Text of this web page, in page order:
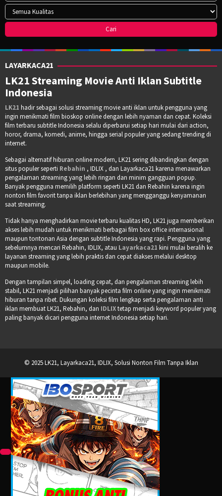
LAYARKACA21
LK21 Streaming Movie Anti Iklan Subtitle
Indonesia
LK21 hadir sebagai solusi streaming movie anti iklan untuk pengguna yang
ingin menikmati film bioskop online dengan lebih nyaman dan cepat. Koleksi
film terbaru subtitle Indonesia selalu diperbarui setiap hari mulai dari action,
horor, drama, komedi, anime, hingga serial populer yang sedang trending di
internet.
Sebagai alternatif hiburan online modern, LK21 sering dibandingkan dengan
situs populer seperti Rebahin , IDLIX , dan Layarkaca21 karena menawarkan
pengalaman streaming yang lebih ringan dan minim gangguan popup.
Banyak pengguna memilih platform seperti LK21 dan Rebahin karena ingin
nonton film favorit tanpa iklan berlebihan yang mengganggu kenyamanan
saat streaming.
Tidak hanya menghadirkan movie terbaru kualitas HD, LK21 juga memberikan
akses lebih mudah untuk menikmati berbagai film box office internasional
maupun tontonan Asia dengan subtitle Indonesia yang rapi. Pengguna yang
sebelumnya mencari Rebahin, IDLIX, atau Layarkaca21 kini mulai beralih ke
layanan streaming yang lebih praktis dan cepat diakses melalui desktop
maupun mobile.
Dengan tampilan simpel, loading cepat, dan pengalaman streaming lebih
stabil, LK21 menjadi pilihan banyak pecinta film online yang ingin menikmati
hiburan tanpa ribet. Dukungan koleksi film lengkap serta pengalaman anti
iklan membuat LK21, Rebahin, dan IDLIXtetap menjadi keyword populer yang
paling banyak dicari pengguna internet Indonesia setiap hari.
© 2025 LK21, Layarkaca21, IDLIX, Solusi Nonton Film Tanpa Iklan